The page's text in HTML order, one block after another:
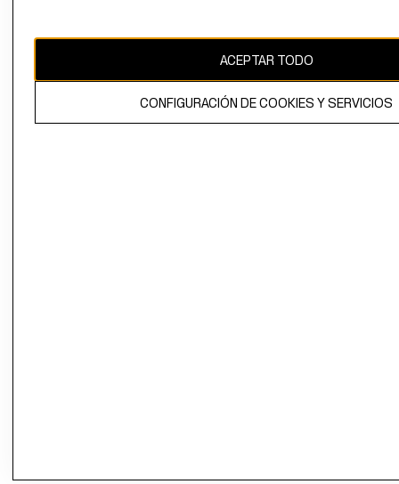
propiedad de H&M Hennes & Mauritz AB.
ACEPTAR TODO
CONFIGURACIÓN DE COOKIES Y SERVICIOS